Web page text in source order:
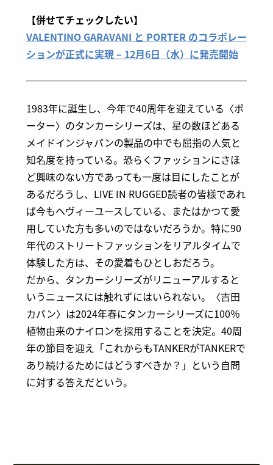
【併せてチェックしたい】
VALENTINO GARAVANI と PORTER のコラボレー
ションが正式に実現 – 12月6日（水）に発売開始
1983年に誕生し、今年で40周年を迎えている〈ポ
ーター〉のタンカーシリーズは、星の数ほどある
メイドインジャパンの製品の中でも屈指の人気と
知名度を持っている。恐らくファッションにさほ
ど興味のない方であっても一度は目にしたことが
あるだろうし、LIVE IN RUGGED読者の皆様であれ
ば今もヘヴィーユースしている、またはかつて愛
用していた方も多いのではないだろうか。特に90
年代のストリートファッションをリアルタイムで
体験した方は、その愛着もひとしおだろう。
だから、タンカーシリーズがリニューアルすると
いうニュースには触れずにはいられない。〈吉田
カバン〉は2024年春にタンカーシリーズに100％
植物由来のナイロンを採用することを決定。40周
年の節目を迎え「これからもTANKERがTANKERで
あり続けるためにはどうすべきか？」という自問
に対する答えだという。